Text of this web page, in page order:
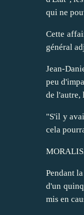
qui ne
Cette
général
Jean-
peu
de l'autre,
"S'il y
cela
Pendant
d'un
mis en